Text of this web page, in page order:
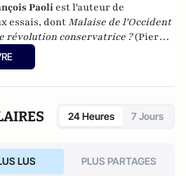
Paoli est l'auteur de
essais, dont Malaise de l'Occident
révolution conservatrice ?(Pierre-
de Roux, 2014),
antiraciste
Il vient de publier "La
de Paris (Quand le journalisme
24 Heures 7 Jours
LUS PLUS PARTAGES